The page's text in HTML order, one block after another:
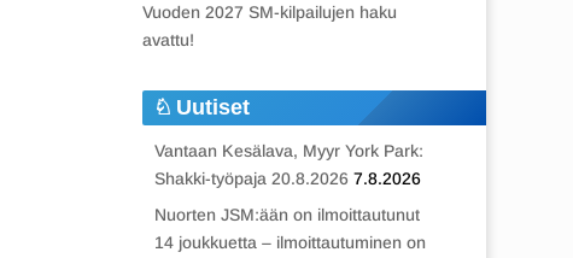
Vuoden 2027 SM-kilpailujen haku
avattu!
Uutiset
Vantaan Kesälava, Myyr York Park:
Shakki-työpaja 20.8.2026 7.8.2026
Nuorten JSM:ään on ilmoittautunut
14 joukkuetta – ilmoittautuminen on